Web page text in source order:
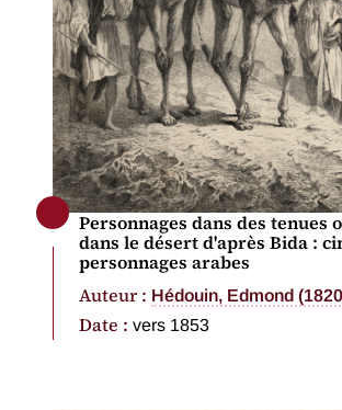
Personnages dans des tenues
dans le désert d'après Bida :
personnages arabes
Auteur : Hédouin, Edmond
Date : vers 1853